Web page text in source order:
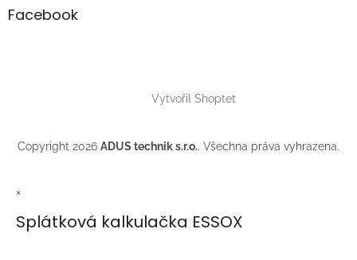
Facebook
Vytvořil Shoptet
Copyright 2026 ADUS technik s.r.o.. Všechna práva vyhrazena.
×
Splátková kalkulačka ESSOX